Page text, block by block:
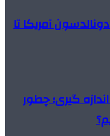
دونالدسون آمریکا تا
گیری؛ چطور